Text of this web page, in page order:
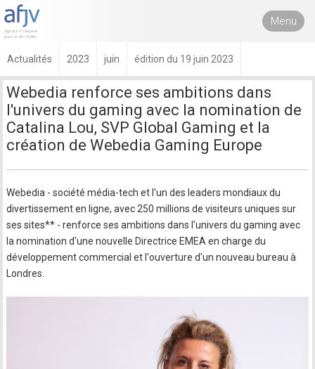
Menu
Actualités 2023 juin édition du 19 juin 2023
Webedia renforce ses ambitions dans
l'univers du gaming avec la nomination de
Catalina Lou, SVP Global Gaming et la
création de Webedia Gaming Europe
Webedia - société média-tech et l'un des leaders mondiaux du
divertissement en ligne, avec 250 millions de visiteurs uniques sur
ses sites** - renforce ses ambitions dans l'univers du gaming avec
la nomination d'une nouvelle Directrice EMEA en charge du
développement commercial et l'ouverture d'un nouveau bureau à
Londres.